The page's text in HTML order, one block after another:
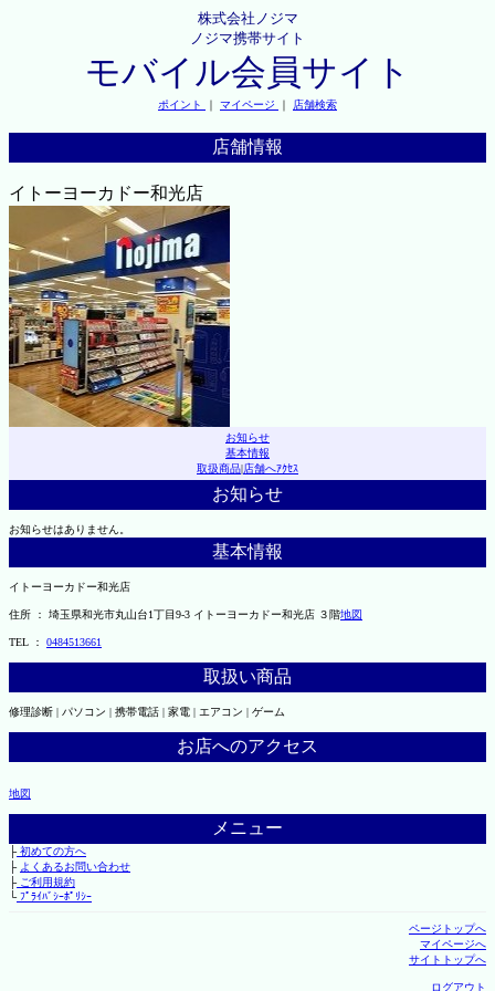
株式会社ノジマ
ノジマ携帯サイト
モバイル会員サイト
ポイント ｜ マイページ ｜ 店舗検索
店舗情報
イトーヨーカドー和光店
お知らせ
基本情報
取扱商品|店舗へｱｸｾｽ
お知らせ
お知らせはありません。
基本情報
イトーヨーカドー和光店
住所 ： 埼玉県和光市丸山台1丁目9-3 イトーヨーカドー和光店 ３階地図
TEL ： 0484513661
取扱い商品
修理診断 | パソコン | 携帯電話 | 家電 | エアコン | ゲーム
お店へのアクセス
地図
メニュー
├初めての方へ
├ よくあるお問い合わせ
├ご利用規約
└ﾌﾟﾗｲﾊﾞｼｰﾎﾟﾘｼｰ
ページトップへ
マイページへ
サイトトップへ
ログアウト